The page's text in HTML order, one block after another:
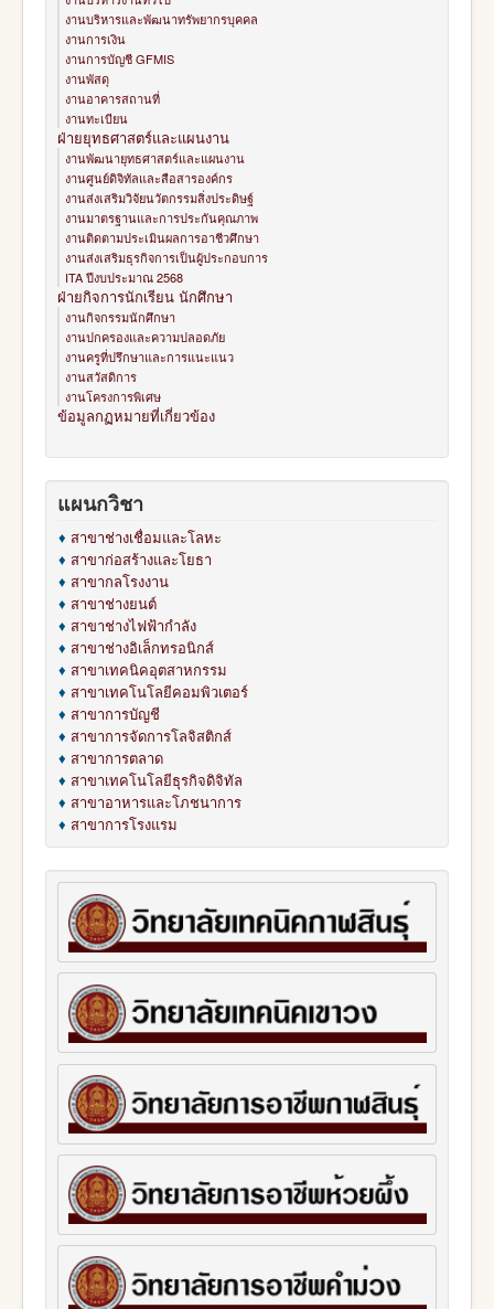
งานบริหารและพัฒนาทรัพยากรบุคคล
งานการเงิน
งานการบัญชี GFMIS
งานพัสดุ
งานอาคารสถานที่
งานทะเบียน
ฝ่ายยุทธศาสตร์และแผนงาน
งานพัฒนายุทธศาสตร์และแผนงาน
งานศูนย์ดิจิทัลและสือสารองค์กร
งานส่งเสริมวิจัยนวัตกรรมสิ่งประดิษฐ์
งานมาตรฐานและการประกันคุณภาพ
งานติดตามประเมินผลการอาชีวศึกษา
งานส่งเสริมธุรกิจการเป็นผู้ประกอบการ
ITA ปีงบประมาณ 2568
ฝ่ายกิจการนักเรียน นักศึกษา
งานกิจกรรมนักศึกษา
งานปกครองและความปลอดภัย
งานครูที่ปรึกษาและการแนะแนว
งานสวัสดิการ
งานโครงการพิเศษ
ข้อมูลกฏหมายที่เกี่ยวข้อง
แผนกวิชา
♦ สาขาช่างเชื่อมและโลหะ
♦ สาขาก่อสร้างและโยธา
♦ สาขากลโรงงาน
♦ สาขาช่างยนต์
♦ สาขาช่างไฟฟ้ากำลัง
♦ สาขาช่างอิเล็กทรอนิกส์
♦ สาขาเทคนิคอุตสาหกรรม
♦ สาขาเทคโนโลยีคอมพิวเตอร์
♦ สาขาการบัญชี
♦ สาขาการจัดการโลจิสติกส์
♦ สาขาการตลาด
♦ สาขาเทคโนโลยีธุรกิจดิจิทัล
♦ สาขาอาหารและโภชนาการ
♦ สาขาการโรงแรม